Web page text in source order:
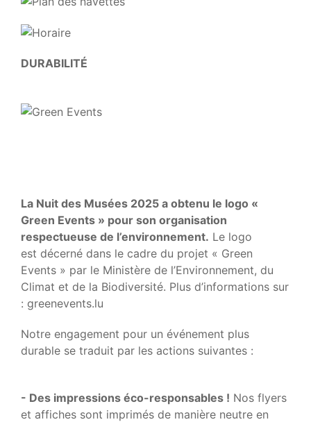
DURABILITÉ
La Nuit des Musées 2025 a obtenu le logo «
Green Events » pour son organisation
respectueuse de l’environnement. Le logo
est décerné dans le cadre du projet « Green
Events » par le Ministère de l’Environnement, du
Climat et de la Biodiversité. Plus d’informations sur
: greenevents.lu
Notre engagement pour un événement plus
durable se traduit par les actions suivantes :
- Des impressions éco-responsables ! Nos flyers
et affiches sont imprimés de manière neutre en